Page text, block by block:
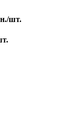
шт.